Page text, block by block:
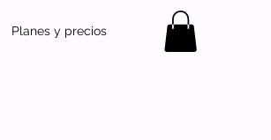
Planes y precios